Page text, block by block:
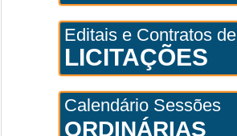
Editais e Contratos de
LICITAÇÕES
Calendário Sessões
ORDINÁRIAS